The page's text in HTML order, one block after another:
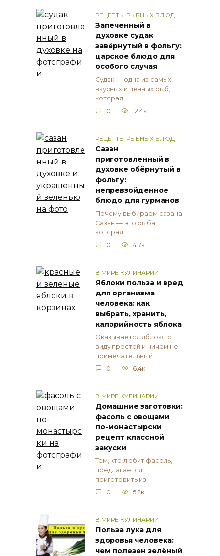
РЕЦЕПТЫ РЫБНЫХ БЛЮД
Запеченный в
духовке судак
завёрнутый в фольгу:
царское блюдо для
особого случая
Судак — одна из самых
вкусных и ценных рыб,
которая
0
12.4к.
РЕЦЕПТЫ РЫБНЫХ БЛЮД
Сазан
приготовленный в
духовке обёрнутый в
фольгу:
непревзойденное
блюдо для гурманов
Почему выбираем сазана
Сазан — это рыба,
которая
0
4.7к.
В МИРЕ КУЛИНАРИИ
Яблоки польза и вред
для организма
человека: как
выбрать, хранить,
калорийность яблока
Оказывается яблоко с
виду простой и ничем не
примечательный
0
6.4к.
В МИРЕ КУЛИНАРИИ
Домашние заготовки:
фасоль с овощами
по-монастырски
рецепт классной
закуски
Тем, кто любит фасоль,
предлагается
приготовить из
0
5.2к.
В МИРЕ КУЛИНАРИИ
Польза лука для
здоровья человека:
чем полезен зелёный